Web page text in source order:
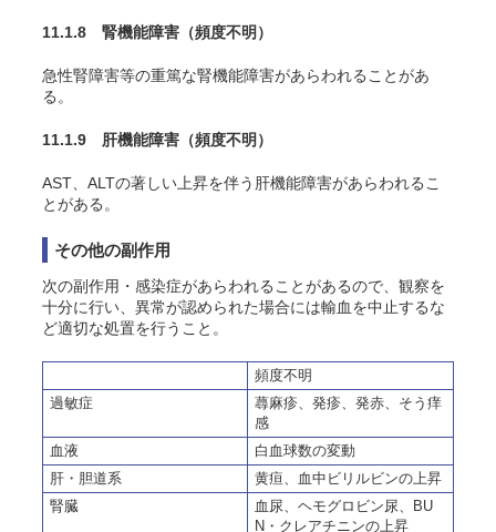
11.1.8 腎機能障害 （頻度不明）
急性腎障害等の重篤な腎機能障害があらわれることがあ
る。
11.1.9 肝機能障害 （頻度不明）
AST、ALTの著しい上昇を伴う肝機能障害があらわれるこ
とがある。
その他の副作用
次の副作用・感染症があらわれることがあるので、観察を
十分に行い、異常が認められた場合には輸血を中止するな
ど適切な処置を行うこと 。
頻度不明
過敏症
蕁麻疹、発疹、発赤、そう痒
感
血液
白血球数の変動
肝・胆道系
黄疸、血中ビリルビンの上昇
腎臓
血尿、ヘモグロビン尿、BU
N・クレアチニンの上昇